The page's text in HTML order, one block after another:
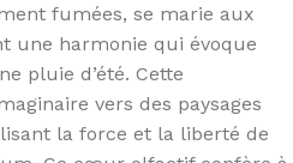
fumées, se marie aux
une harmonie qui évoque
pluie d’été. Cette
vers des paysages
la force et la liberté de